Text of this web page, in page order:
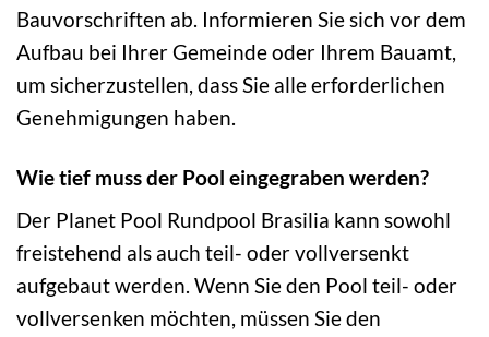
Bauvorschriften ab. Informieren Sie sich vor dem
Aufbau bei Ihrer Gemeinde oder Ihrem Bauamt,
um sicherzustellen, dass Sie alle erforderlichen
Genehmigungen haben.
Wie tief muss der Pool eingegraben werden?
Der Planet Pool Rundpool Brasilia kann sowohl
freistehend als auch teil- oder vollversenkt
aufgebaut werden. Wenn Sie den Pool teil- oder
vollversenken möchten, müssen Sie den